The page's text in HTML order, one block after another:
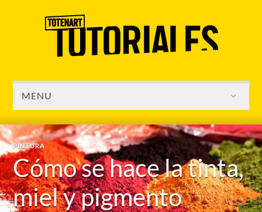
MENU
PINTURA
Cómo se hace la tinta,
miel y pigmento